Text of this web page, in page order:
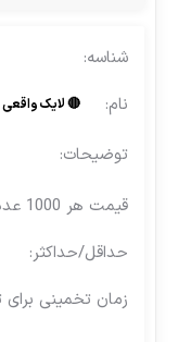
🔴 لایک